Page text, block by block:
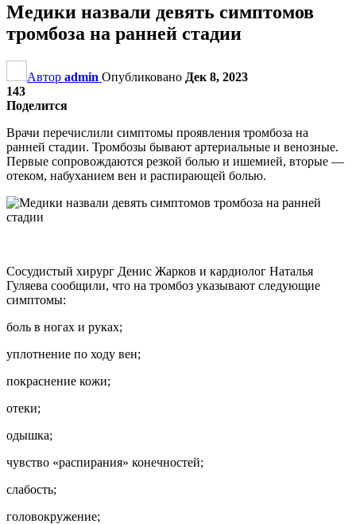
Медики назвали девять симптомов
тромбоза на ранней стадии
Автор admin Опубликовано Дек 8, 2023
143
Поделится
Врачи перечислили симптомы проявления тромбоза на
ранней стадии. Тромбозы бывают артериальные и венозные.
Первые сопровождаются резкой болью и ишемией, вторые —
отеком, набуханием вен и распирающей болью.
Сосудистый хирург Денис Жарков и кардиолог Наталья
Гуляева сообщили, что на тромбоз указывают следующие
симптомы:
боль в ногах и руках;
уплотнение по ходу вен;
покраснение кожи;
отеки;
одышка;
чувство «распирания» конечностей;
слабость;
головокружение;